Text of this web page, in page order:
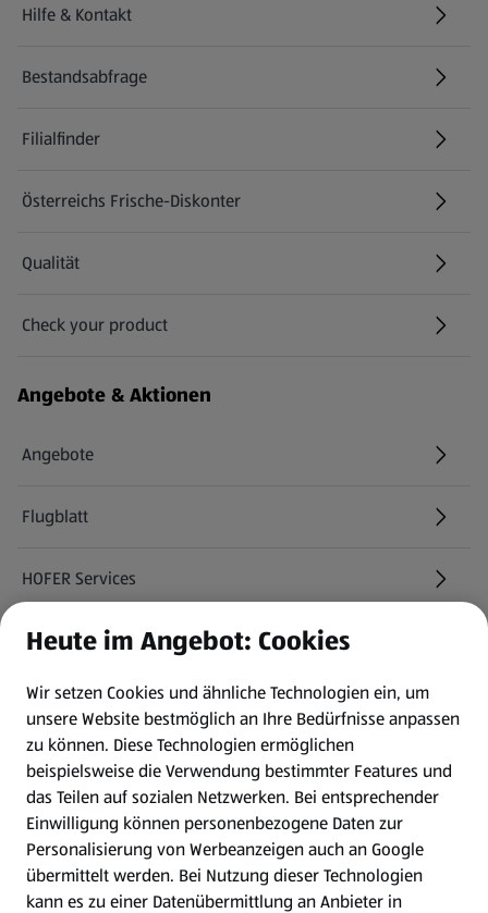
Hilfe & Kontakt
(öffnet in einem neuen Tab)
Bestandsabfrage
(öffnet in einem neuen Tab)
Filialfinder
Österreichs Frische-Diskonter
Qualität
Check your product
(öffnet in einem neuen Tab)
Angebote & Aktionen
Angebote
Flugblatt
HOFER Services
Newsletter
WhatsApp
Gewinnspiele
Mein HOFER. Meine Einkäufe.
Meine Meinung. Mein HOFER.
Heute im Angebot: Cookies
Wir setzen Cookies und ähnliche Technologien ein, um
unsere Website bestmöglich an Ihre Bedürfnisse anpassen
zu können. Diese Technologien ermöglichen
beispielsweise die Verwendung bestimmter Features und
das Teilen auf sozialen Netzwerken. Bei entsprechender
Einwilligung können personenbezogene Daten zur
Personalisierung von Werbeanzeigen auch an Google
übermittelt werden. Bei Nutzung dieser Technologien
kann es zu einer Datenübermittlung an Anbieter in